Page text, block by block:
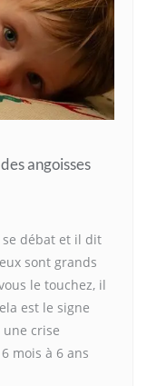
angoisses
se débat et il dit
sont grands
le touchez, il
est le signe
crise
mois à 6 ans